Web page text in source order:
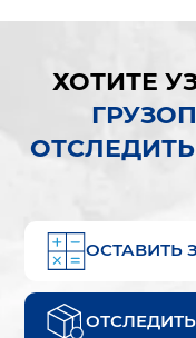
ХОТИТЕ
ОТСЛЕДИТЬ
ОСТАВИТЬ